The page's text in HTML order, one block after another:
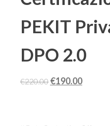
PEKIT
DPO 2.0
€220.00 Il
€190.00Il